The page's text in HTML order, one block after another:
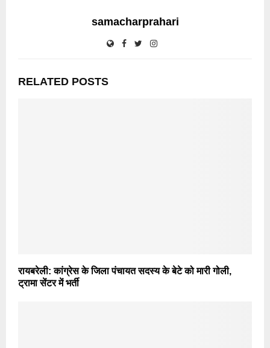
samacharprahari
RELATED POSTS
रायबरेली: कांग्रेस के जिला पंचायत सदस्य के बेटे को मारी गोली,
ट्रामा सेंटर में भर्ती